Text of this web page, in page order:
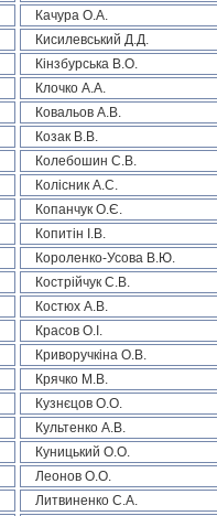
Качура О.А.
Кисилевський Д.Д.
Кінзбурська В.О.
Клочко А.А.
Ковальов А.В.
Козак В.В.
Колебошин С.В.
Колісник А.С.
Копанчук О.Є.
Копитін І.В.
Короленко-Усова В.Ю.
Кострійчук С.В.
Костюх А.В.
Красов О.І.
Криворучкіна О.В.
Крячко М.В.
Кузнєцов О.О.
Культенко А.В.
Куницький О.О.
Леонов О.О.
Литвиненко С.А.